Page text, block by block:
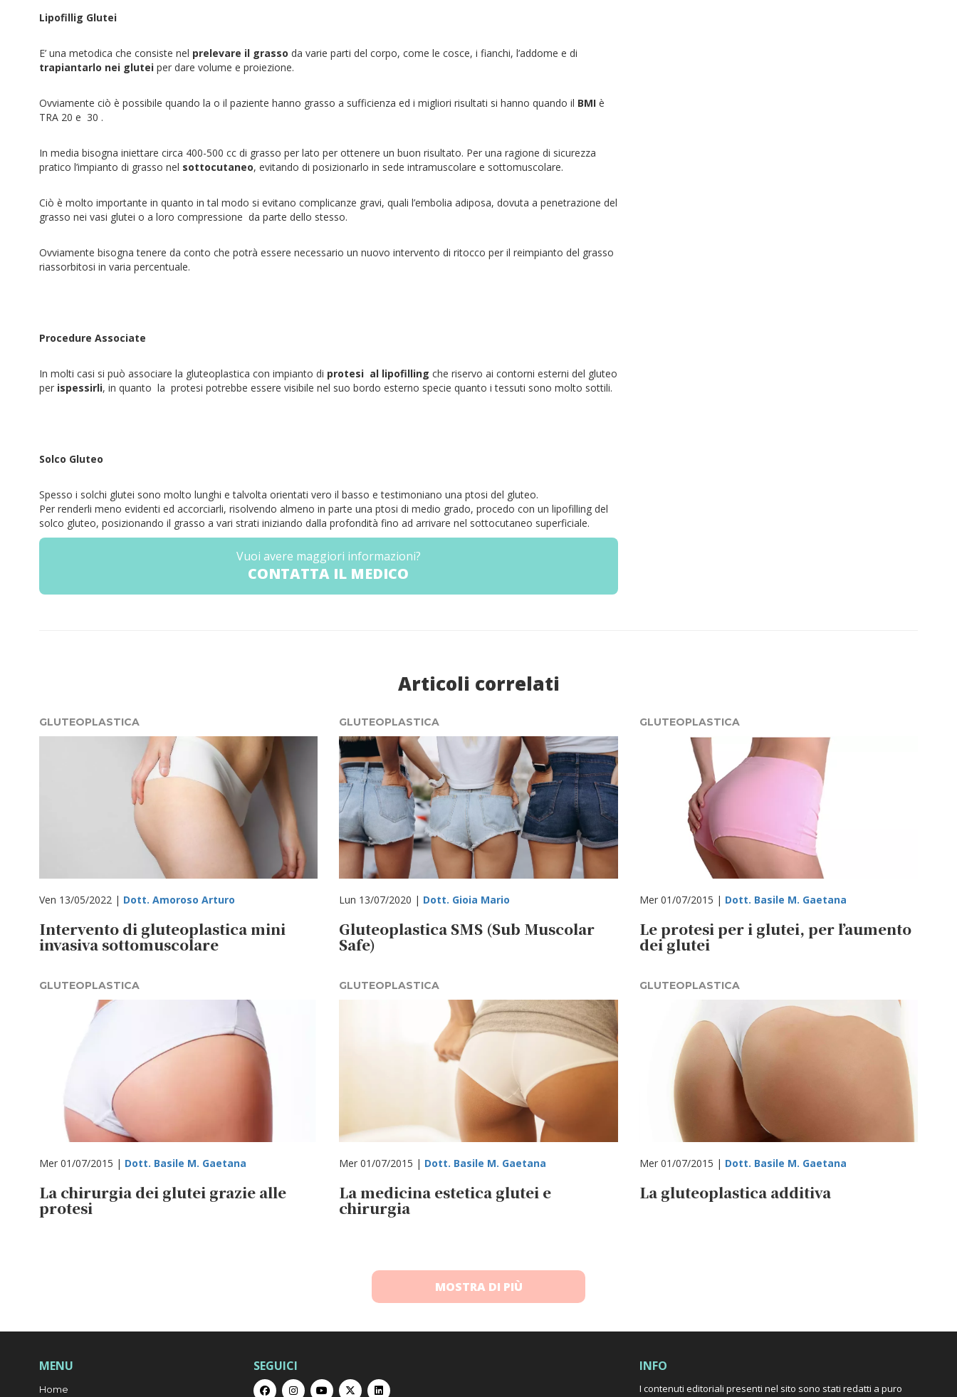
Lipofillig Glutei
E’ una metodica che consiste nel prelevare il grasso da varie parti del corpo, come le cosce, i fianchi, l’addome e di
trapiantarlo nei glutei per dare volume e proiezione.
Ovviamente ciò è possibile quando la o il paziente hanno grasso a sufficienza ed i migliori risultati si hanno quando il BMI è
TRA 20 e 30 .
In media bisogna iniettare circa 400-500 cc di grasso per lato per ottenere un buon risultato. Per una ragione di sicurezza
pratico l’impianto di grasso nel sottocutaneo, evitando di posizionarlo in sede intramuscolare e sottomuscolare.
Ciò è molto importante in quanto in tal modo si evitano complicanze gravi, quali l’embolia adiposa, dovuta a penetrazione del
grasso nei vasi glutei o a loro compressione da parte dello stesso.
Ovviamente bisogna tenere da conto che potrà essere necessario un nuovo intervento di ritocco per il reimpianto del grasso
riassorbitosi in varia percentuale.
Procedure Associate
In molti casi si può associare la gluteoplastica con impianto di protesi al lipofilling che riservo ai contorni esterni del gluteo
per ispessirli, in quanto la protesi potrebbe essere visibile nel suo bordo esterno specie quanto i tessuti sono molto sottili.
Solco Gluteo
Spesso i solchi glutei sono molto lunghi e talvolta orientati vero il basso e testimoniano una ptosi del gluteo.
Per renderli meno evidenti ed accorciarli, risolvendo almeno in parte una ptosi di medio grado, procedo con un lipofilling del
solco gluteo, posizionando il grasso a vari strati iniziando dalla profondità fino ad arrivare nel sottocutaneo superficiale.
Vuoi avere maggiori informazioni?
CONTATTA IL MEDICO
Articoli correlati
GLUTEOPLASTICA
Ven 13/05/2022 | Dott. Amoroso Arturo
Intervento di gluteoplastica mini
invasiva sottomuscolare
GLUTEOPLASTICA
Lun 13/07/2020 | Dott. Gioia Mario
Gluteoplastica SMS (Sub Muscolar
Safe)
GLUTEOPLASTICA
Mer 01/07/2015 | Dott. Basile M. Gaetana
Le protesi per i glutei, per l’aumento
dei glutei
GLUTEOPLASTICA
Mer 01/07/2015 | Dott. Basile M. Gaetana
La chirurgia dei glutei grazie alle
protesi
GLUTEOPLASTICA
Mer 01/07/2015 | Dott. Basile M. Gaetana
La medicina estetica glutei e
chirurgia
GLUTEOPLASTICA
Mer 01/07/2015 | Dott. Basile M. Gaetana
La gluteoplastica additiva
MOSTRA DI PIÙ
MENU
Home
SEGUICI INFO
I contenuti editoriali presenti nel sito sono stati redatti a puro